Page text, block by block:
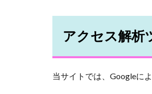
アクセス解析
当サイトでは、Googleに